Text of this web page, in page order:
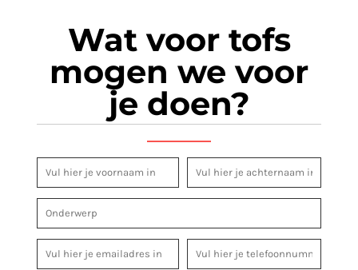
Wat voor tofs
mogen we voor
je doen?